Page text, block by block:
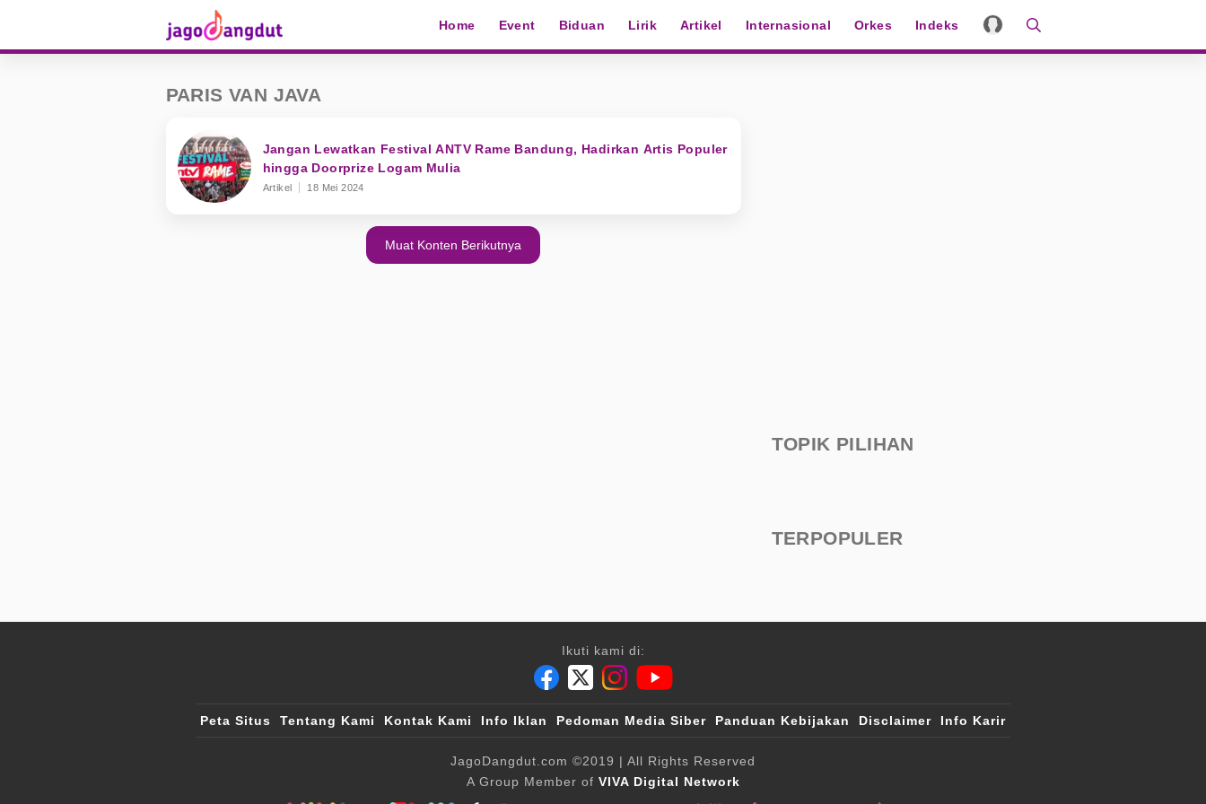
Home Event Biduan Lirik Artikel Internasional Orkes Indeks
PARIS VAN JAVA
Jangan Lewatkan Festival ANTV Rame Bandung, Hadirkan Artis Populer
hingga Doorprize Logam Mulia
Artikel 18 Mei 2024
Muat Konten Berikutnya
TOPIK PILIHAN
TERPOPULER
Ikuti kami di:
Peta Situs Tentang Kami Kontak Kami Info Iklan Pedoman Media Siber Panduan Kebijakan Disclaimer Info Karir
JagoDangdut.com ©2019 | All Rights Reserved
A Group Member of VIVA Digital Network